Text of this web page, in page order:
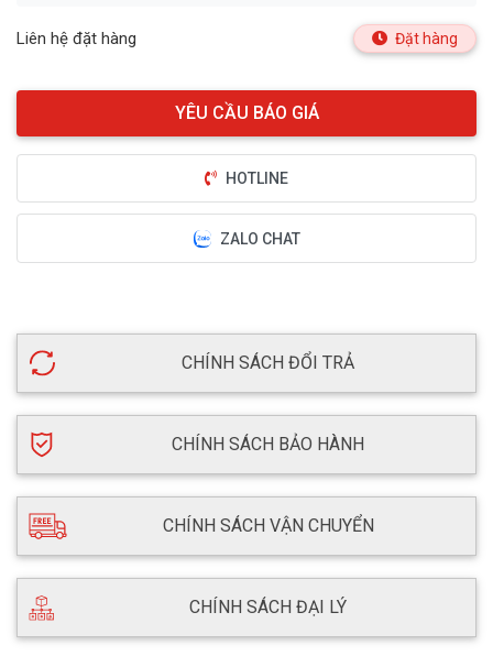
Liên hệ đặt hàng Đặt hàng
HOTLINE
ZALO CHAT
CHÍNH SÁCH ĐỔI TRẢ
CHÍNH SÁCH BẢO HÀNH
CHÍNH SÁCH VẬN CHUYỂN
CHÍNH SÁCH ĐẠI LÝ